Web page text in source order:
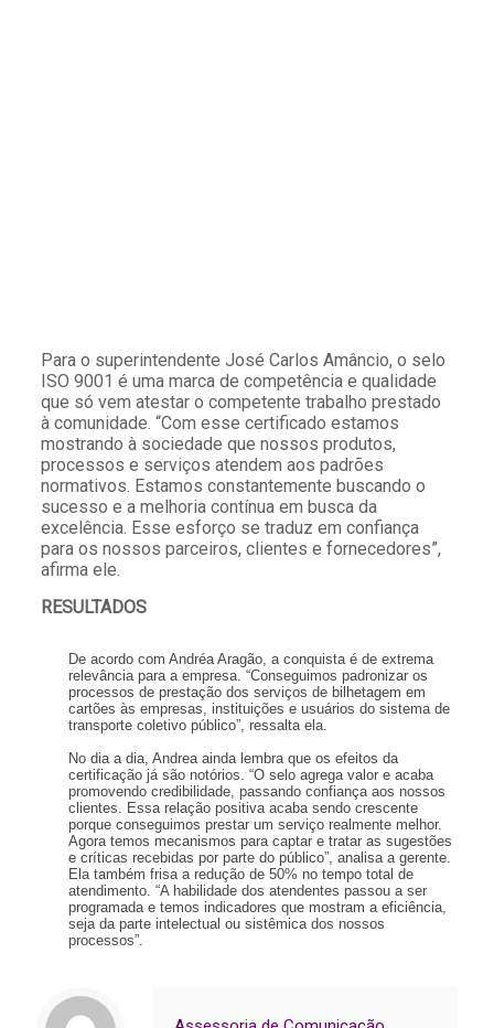
Para o superintendente José Carlos Amâncio, o selo
ISO 9001 é uma marca de competência e qualidade
que só vem atestar o competente trabalho prestado
à comunidade. “Com esse certificado estamos
mostrando à sociedade que nossos produtos,
processos e serviços atendem aos padrões
normativos. Estamos constantemente buscando o
sucesso e a melhoria contínua em busca da
excelência. Esse esforço se traduz em confiança
para os nossos parceiros, clientes e fornecedores”,
afirma ele.
RESULTADOS
De acordo com Andréa Aragão, a conquista é de extrema
relevância para a empresa. “Conseguimos padronizar os
processos de prestação dos serviços de bilhetagem em
cartões às empresas, instituições e usuários do sistema de
transporte coletivo público”, ressalta ela.
No dia a dia, Andrea ainda lembra que os efeitos da
certificação já são notórios. “O selo agrega valor e acaba
promovendo credibilidade, passando confiança aos nossos
clientes. Essa relação positiva acaba sendo crescente
porque conseguimos prestar um serviço realmente melhor.
Agora temos mecanismos para captar e tratar as sugestões
e críticas recebidas por parte do público”, analisa a gerente.
Ela também frisa a redução de 50% no tempo total de
atendimento. “A habilidade dos atendentes passou a ser
programada e temos indicadores que mostram a eficiência,
seja da parte intelectual ou sistêmica dos nossos
processos”.